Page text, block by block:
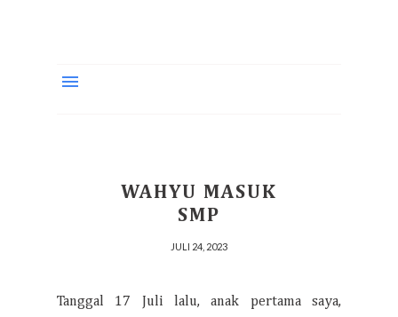
WAHYU MASUK
SMP
JULI 24, 2023
Tanggal 17 Juli lalu, anak pertama saya,